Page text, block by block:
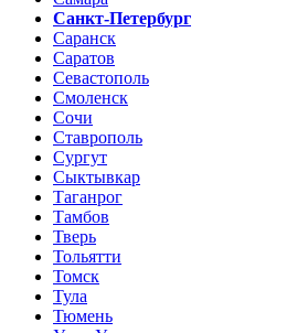
Санкт-Петербург
Саранск
Саратов
Севастополь
Смоленск
Сочи
Ставрополь
Сургут
Сыктывкар
Таганрог
Тамбов
Тверь
Тольятти
Томск
Тула
Тюмень